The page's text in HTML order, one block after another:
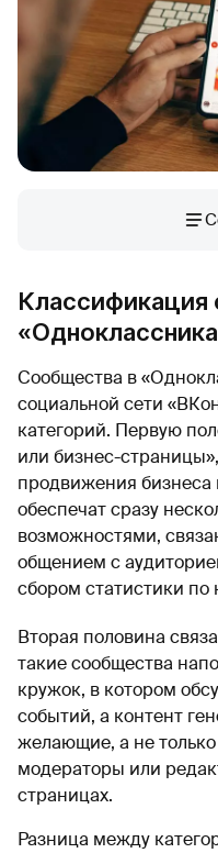
Классификация
Сообщества в
социальной сети
категорий. Первую
или бизнес-
продвижения бизнеса
обеспечат сразу
возможностями,
общением с
сбором статистики по
Вторая половина
такие сообщества
кружок, в котором
событий, а контент
желающие, а не
модераторы или
страницах.
Разница между